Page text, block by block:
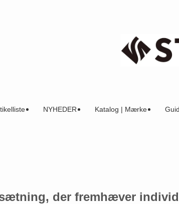
NYHEDER Katalog | Mærke
der fremhæver